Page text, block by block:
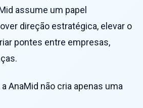
assume um papel
direção estratégica, elevar o
pontes entre empresas,
a AnaMid não cria apenas uma